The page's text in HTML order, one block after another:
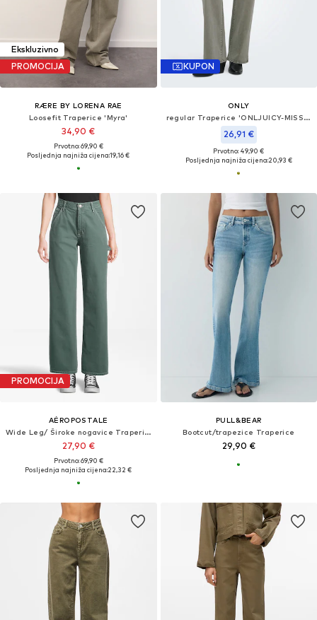
Ekskluzivno
PROMOCIJA
RÆRE BY LORENA RAE
Loosefit Traperice 'Myra'
34,90 €
Prvotno: 69,90 €
Posljednja najniža cijena:19,16 €
KUPON
ONLY
regular Traperice 'ONLJUICY-MISSOURI'
26,91 €
Prvotno: 49,90 €
Posljednja najniža cijena:20,93 €
PROMOCIJA
AÉROPOSTALE
Wide Leg/ Široke nogavice Traperice
27,90 €
Prvotno: 69,90 €
Posljednja najniža cijena:22,32 €
PULL&BEAR
Bootcut/trapezice Traperice
29,90 €